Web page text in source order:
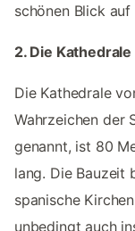
schönen Blick
2. Die Kathedrale
Die Kathedrale
Wahrzeichen der
genannt, ist 80
lang. Die Bauzeit
spanische
unbedingt auch